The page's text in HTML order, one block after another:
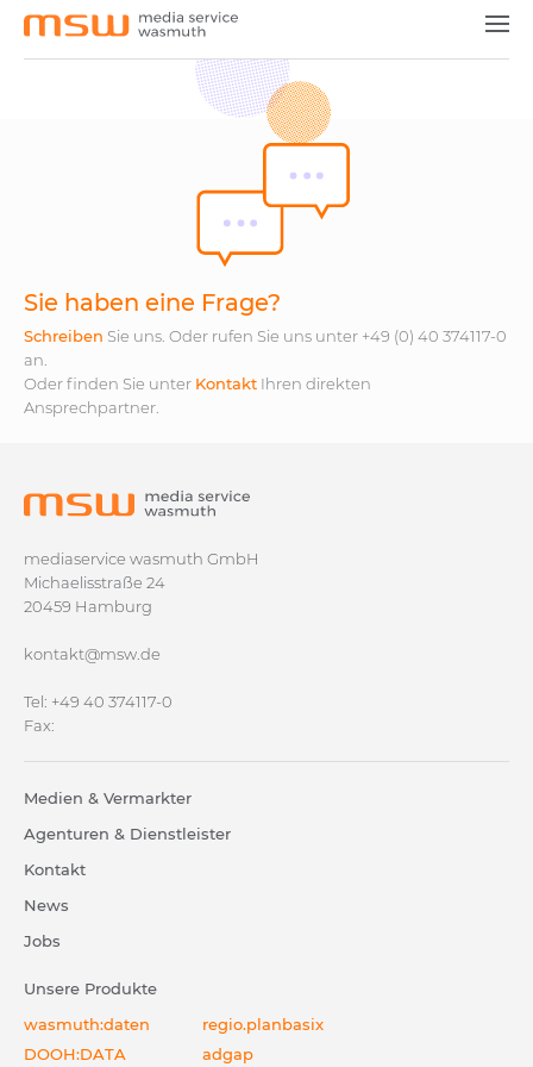
Medien & Vermarkter
Agenturen & Dienstleister
Unsere Produkte
Kontakt
Sie haben eine Frage?
Schreiben Sie uns. Oder rufen Sie uns unter +49 (0) 40 374117-0
an.
Oder finden Sie unter Kontakt Ihren direkten
Ansprechpartner.
mediaservice wasmuth GmbH
Michaelisstraße 24
20459 Hamburg
kontakt@msw.de
Tel: +49 40 374117-0
Fax:
Medien & Vermarkter
Agenturen & Dienstleister
Kontakt
News
Jobs
Unsere Produkte
wasmuth:daten
DOOH:DATA
regio.planbasix
adgap